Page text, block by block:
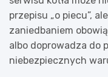
przepisu „o piecu”,
zaniedbaniem
albo doprowadza do
niebezpiecznych